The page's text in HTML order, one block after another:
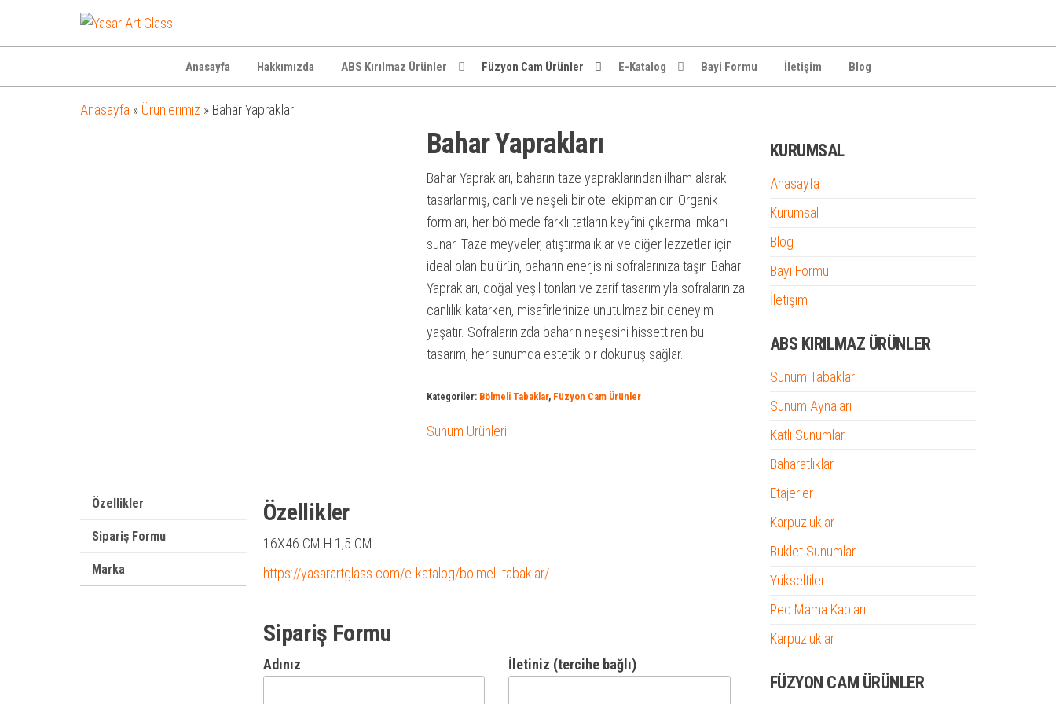
Art
Glass
Anasayfa Hakkımızda ABS Kırılmaz Ürünler Füzyon Cam Ürünler E-Katalog Bayi Formu İletişim Blog
Anasayfa » Ürünlerimiz » Bahar Yaprakları
Bahar Yaprakları
Bahar Yaprakları, baharın taze yapraklarından ilham alarak
tasarlanmış, canlı ve neşeli bir otel ekipmanıdır. Organik
formları, her bölmede farklı tatların keyfini çıkarma imkanı
sunar. Taze meyveler, atıştırmalıklar ve diğer lezzetler için
ideal olan bu ürün, baharın enerjisini sofralarınıza taşır. Bahar
Yaprakları, doğal yeşil tonları ve zarif tasarımıyla sofralarınıza
canlılık katarken, misafirlerinize unutulmaz bir deneyim
yaşatır. Sofralarınızda baharın neşesini hissettiren bu
tasarım, her sunumda estetik bir dokunuş sağlar.
Kategoriler: Bölmeli Tabaklar, Füzyon Cam Ürünler
Sunum Ürünleri
Özellikler
Sipariş Formu
Marka
Özellikler
16X46 CM H:1,5 CM
https://yasarartglass.com/e-katalog/bolmeli-tabaklar/
Sipariş Formu
Adınız İletiniz (tercihe bağlı)
KURUMSAL
Anasayfa
Kurumsal
Blog
Bayi Formu
İletişim
ABS KIRILMAZ ÜRÜNLER
Sunum Tabakları
Sunum Aynaları
Katlı Sunumlar
Baharatlıklar
Etajerler
Karpuzluklar
Buklet Sunumlar
Yükseltiler
Ped Mama Kapları
Karpuzluklar
FÜZYON CAM ÜRÜNLER